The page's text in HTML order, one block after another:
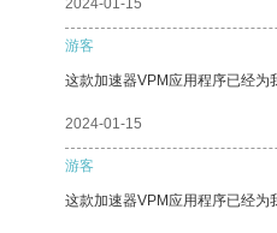
2024-01-15
游客
这款加速器VPM应用程序已经为
2024-01-15
游客
这款加速器VPM应用程序已经